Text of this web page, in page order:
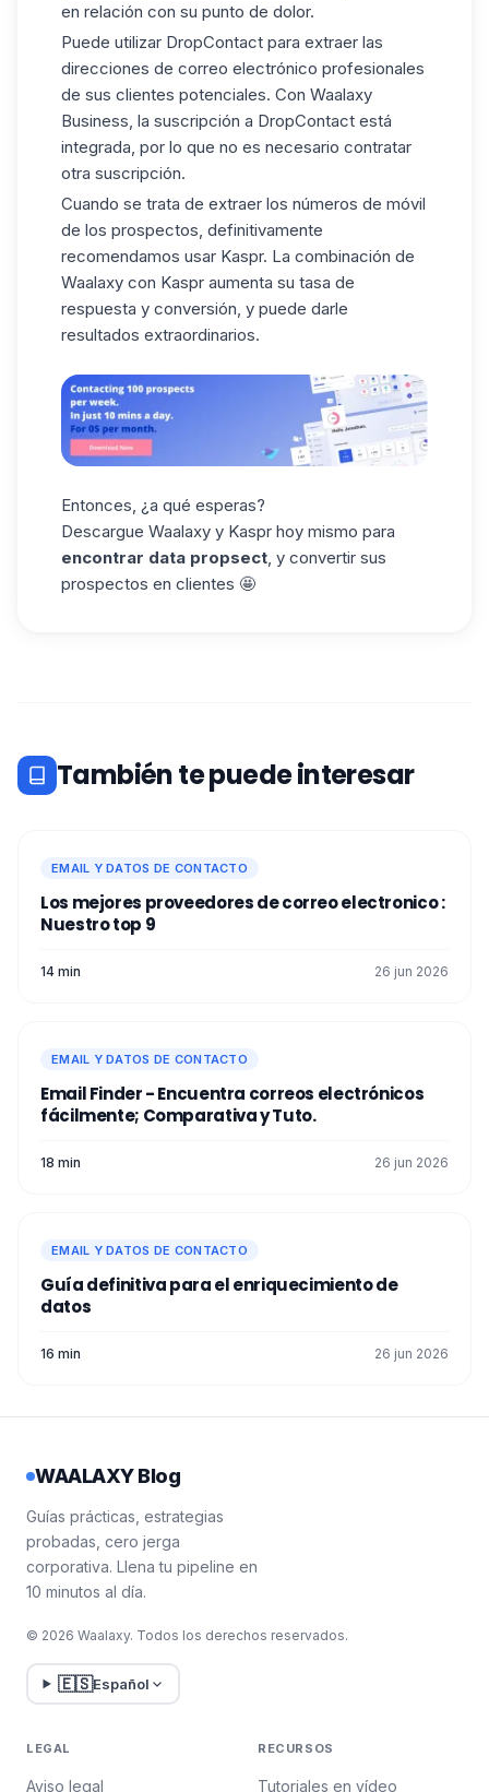
en relación con su punto de dolor.
Puede utilizar DropContact para extraer las
direcciones de correo electrónico profesionales
de sus clientes potenciales. Con Waalaxy
Business, la suscripción a DropContact está
integrada, por lo que no es necesario contratar
otra suscripción.
Cuando se trata de extraer los números de móvil
de los prospectos, definitivamente
recomendamos usar Kaspr. La combinación de
Waalaxy con Kaspr aumenta su tasa de
respuesta y conversión, y puede darle
resultados extraordinarios.
Entonces, ¿a qué esperas?
Descargue Waalaxy y Kaspr hoy mismo para
encontrar data propsect , y convertir sus
prospectos en clientes 🤩
También te puede interesar
EMAIL Y DATOS DE CONTACTO
Los mejores proveedores de correo electronico :
Nuestro top 9
14 min 26 jun 2026
EMAIL Y DATOS DE CONTACTO
Email Finder - Encuentra correos electrónicos
fácilmente; Comparativa y Tuto.
18 min 26 jun 2026
EMAIL Y DATOS DE CONTACTO
Guía definitiva para el enriquecimiento de
datos
16 min 26 jun 2026
WAALAXY Blog
Guías prácticas, estrategias
probadas, cero jerga
corporativa. Llena tu pipeline en
10 minutos al día.
© 2026 Waalaxy. Todos los derechos reservados.
🇪🇸Español
LEGAL
Aviso legal
RECURSOS
Tutoriales en vídeo